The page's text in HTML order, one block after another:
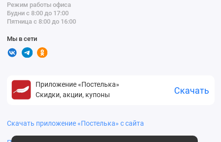
Режим работы офиса
Будни с 8:00 до 17:00
Пятница с 8:00 до 16:00
Мы в сети
Приложение «Постелька»
Скидки, акции, купоны
Скачать
Скачать приложение «Постелька» с сайта